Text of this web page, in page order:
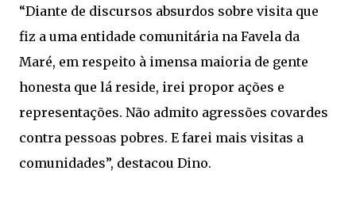
“Diante de discursos absurdos sobre visita que
fiz a uma entidade comunitária na Favela da
Maré, em respeito à imensa maioria de gente
honesta que lá reside, irei propor ações e
representações. Não admito agressões covardes
contra pessoas pobres. E farei mais visitas a
comunidades”, destacou Dino.